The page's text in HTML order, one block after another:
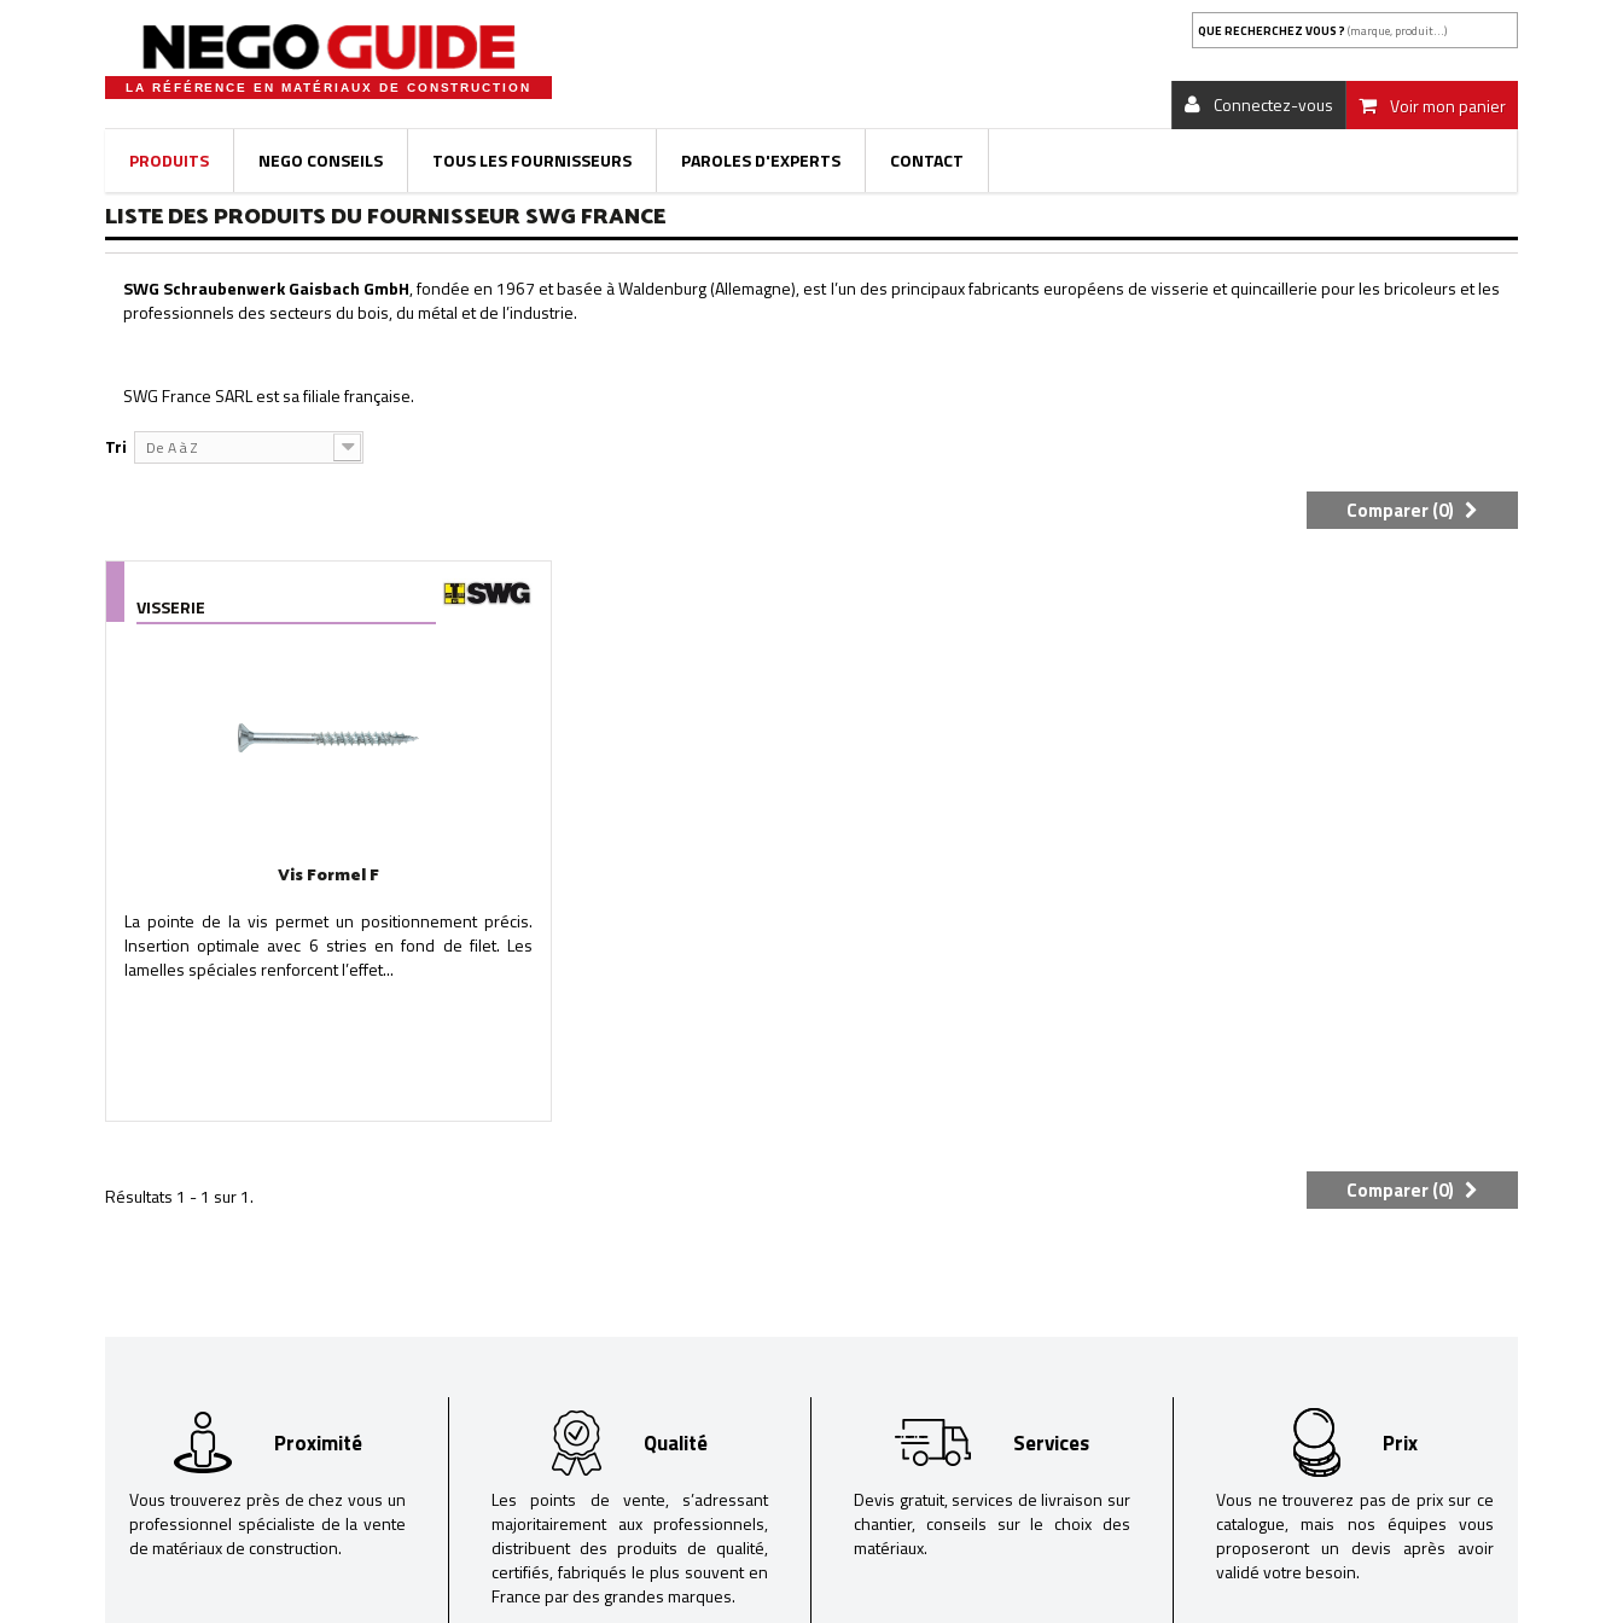
LA RÉFÉRENCE EN MATÉRIAUX DE CONSTRUCTION
QUE RECHERCHEZ VOUS ? (marque, produit...)
Voir mon panier
Connectez-vous
PRODUITS NEGO CONSEILS TOUS LES FOURNISSEURS PAROLES D'EXPERTS CONTACT
LISTE DES PRODUITS DU FOURNISSEUR SWG FRANCE
SWG Schraubenwerk Gaisbach GmbH, fondée en 1967 et basée à Waldenburg (Allemagne), est l’un des principaux fabricants européens de visserie et quincaillerie pour les bricoleurs et les
professionnels des secteurs du bois, du métal et de l’industrie.
SWG France SARL est sa filiale française.
Tri
De A à Z
Comparer (0)
VISSERIE
Vis Formel F
La pointe de la vis permet un positionnement précis.
Insertion optimale avec 6 stries en fond de filet. Les
lamelles spéciales renforcent l’effet...
Comparer (0)
Résultats 1 - 1 sur 1.
Proximité
Vous trouverez près de chez vous un
professionnel spécialiste de la vente
de matériaux de construction.
Qualité
Les points de vente, s’adressant
majoritairement aux professionnels,
distribuent des produits de qualité,
certifiés, fabriqués le plus souvent en
France par des grandes marques.
Services
Devis gratuit, services de livraison sur
chantier, conseils sur le choix des
matériaux.
Prix
Vous ne trouverez pas de prix sur ce
catalogue, mais nos équipes vous
proposeront un devis après avoir
validé votre besoin.